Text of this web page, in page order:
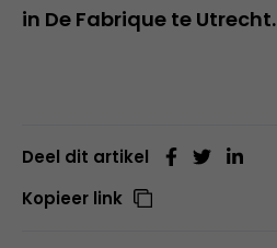
in De Fabrique te Utrecht.
Deel dit artikel
Kopieer link